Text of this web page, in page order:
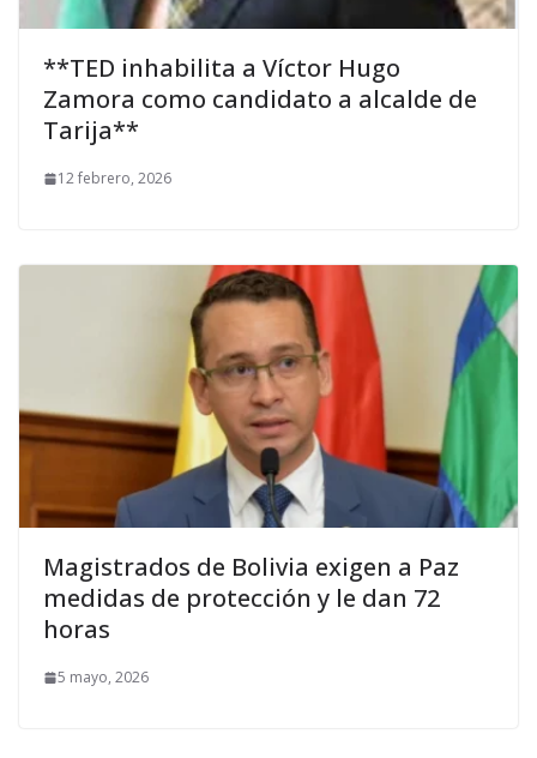
**TED inhabilita a Víctor Hugo
Zamora como candidato a alcalde de
Tarija**
12 febrero, 2026
Magistrados de Bolivia exigen a Paz
medidas de protección y le dan 72
horas
5 mayo, 2026